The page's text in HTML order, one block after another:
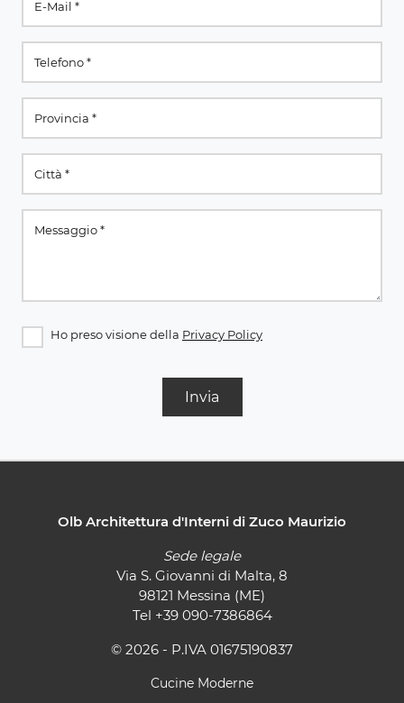
Ho preso visione della Privacy Policy
Invia
Olb Architettura d'Interni di Zuco Maurizio
Sede legale
Via S. Giovanni di Malta, 8
98121 Messina (ME)
Tel +39 090-7386864
© 2026 - P.IVA 01675190837
Cucine Moderne